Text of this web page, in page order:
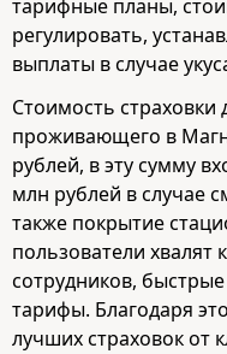
тарифные планы,
регулировать,
выплаты в случае
Стоимость страховки
проживающего в
рублей, в эту сумму
млн рублей в случае
также покрытие
пользователи
сотрудников,
тарифы. Благодаря
лучших страховок от